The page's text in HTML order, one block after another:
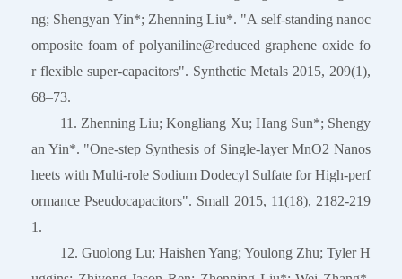
ng; Shengyan Yin*; Zhenning Liu*. "A self-standing nanoc
omposite foam of polyaniline@reduced graphene oxide fo
r flexible super-capacitors". Synthetic Metals 2015, 209(1),
68–73.
11. Zhenning Liu; Kongliang Xu; Hang Sun*; Shengy
an Yin*. "One-step Synthesis of Single-layer MnO2 Nanos
heets with Multi-role Sodium Dodecyl Sulfate for High-perf
ormance Pseudocapacitors". Small 2015, 11(18), 2182-219
1.
12. Guolong Lu; Haishen Yang; Youlong Zhu; Tyler H